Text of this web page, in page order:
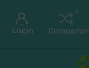
Login Comparar